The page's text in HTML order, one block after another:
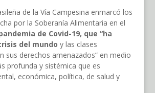
de la Vía Campesina enmarcó los
por la Soberanía Alimentaria en el
de Covid-19, que “ha
del mundo y las clases
sus derechos amenazados” en medio
profunda y sistémica que es
económica, política, de salud y